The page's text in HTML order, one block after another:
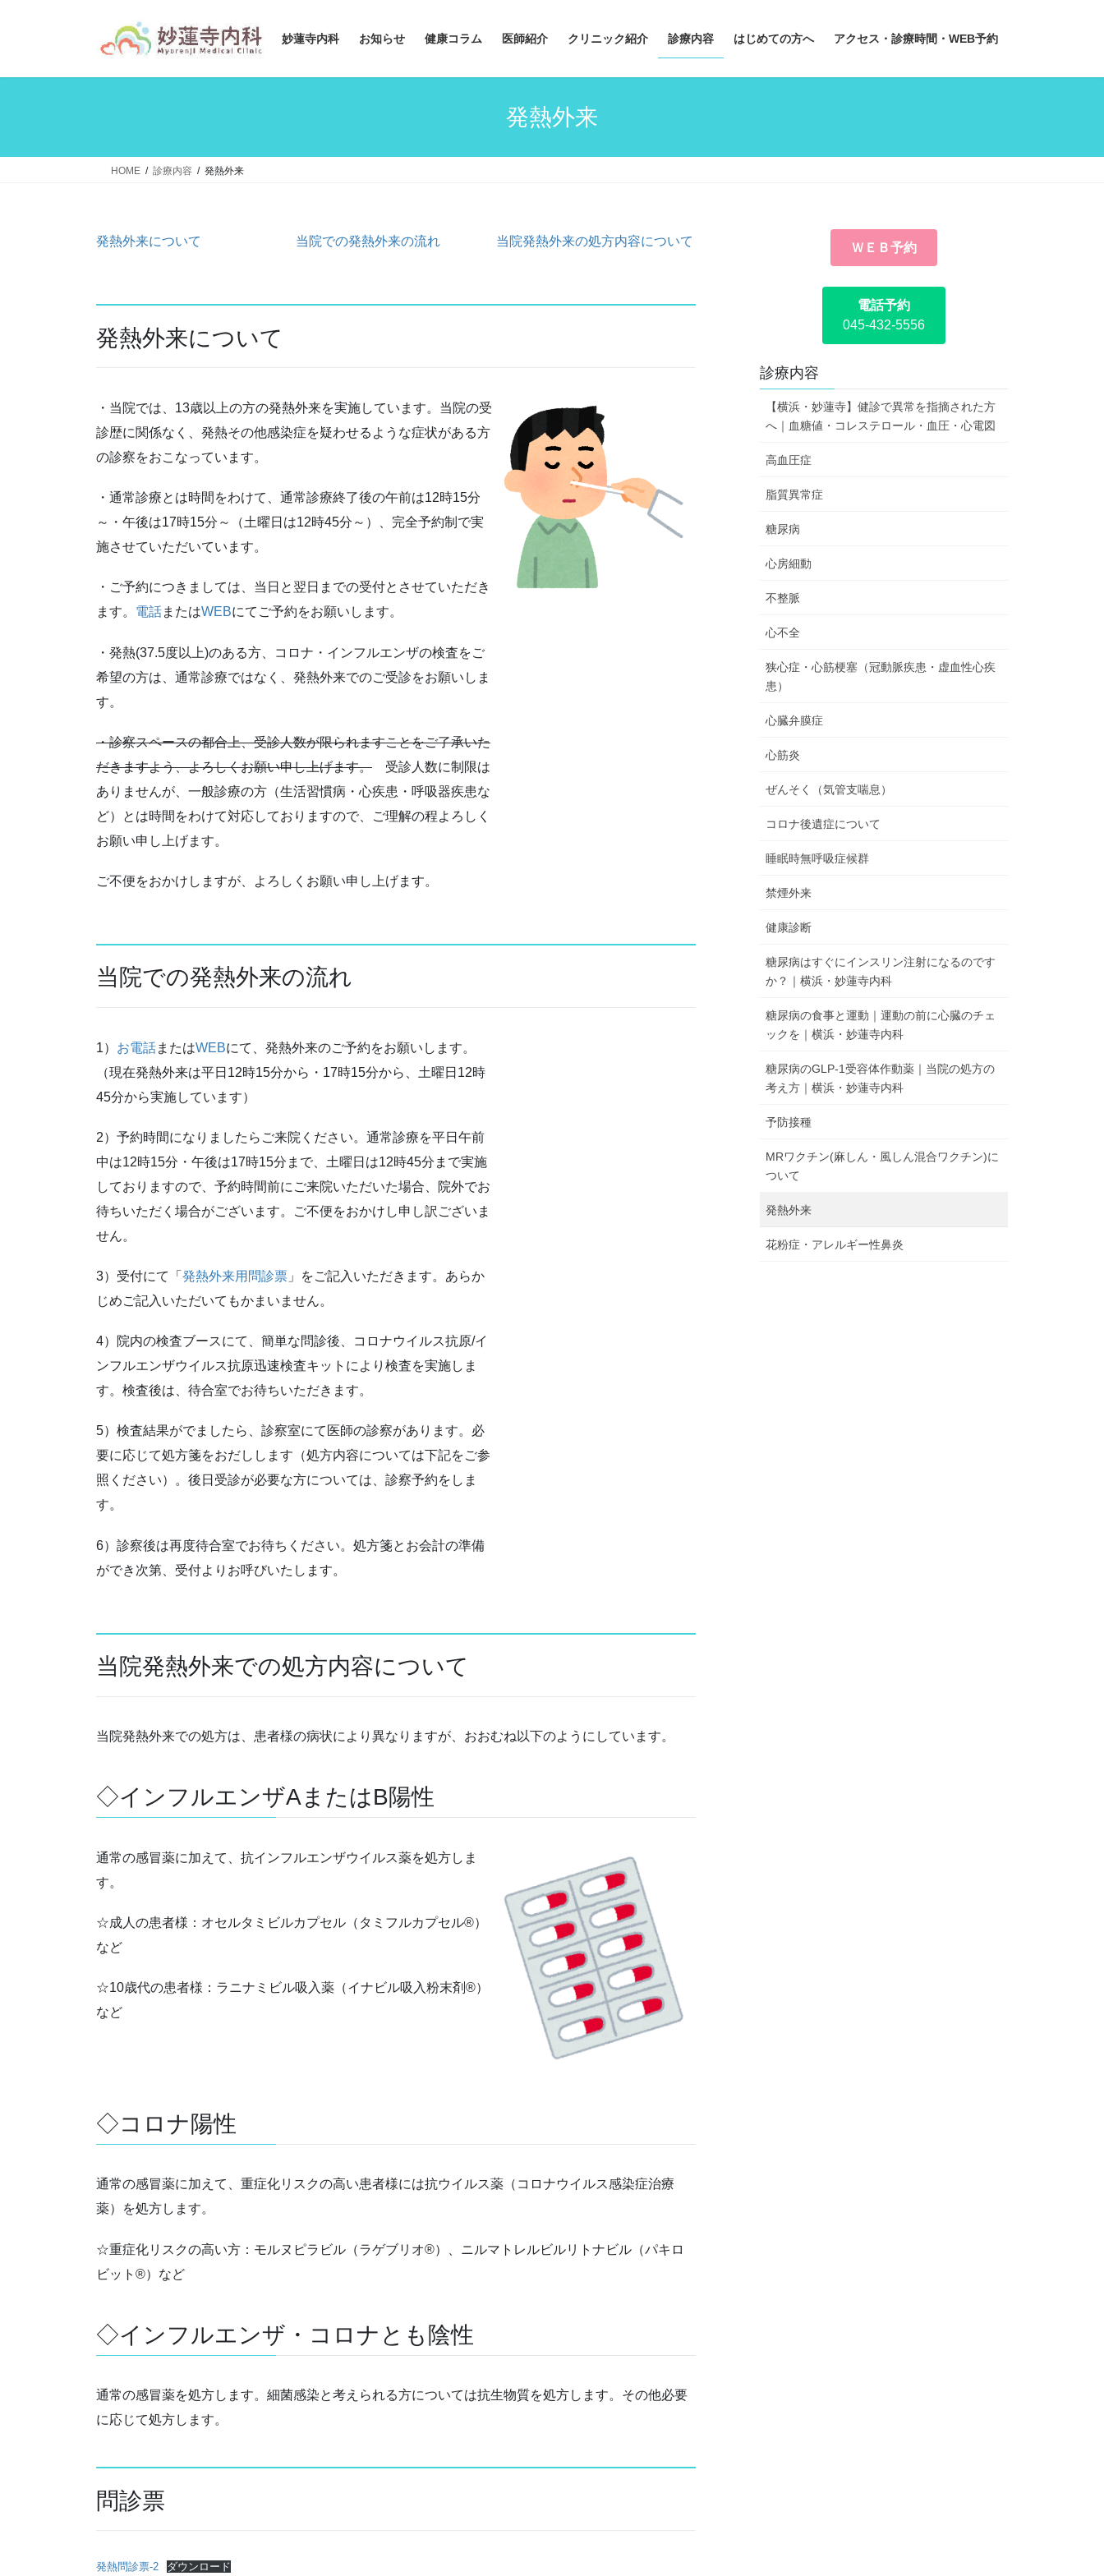
妙蓮寺内科 お知らせ 健康コラム 医師紹介 クリニック紹介 診療内容 はじめての方へ アクセス・診療時間・WEB予約
発熱外来
HOME 診療内容 発熱外来
発熱外来について 当院での発熱外来の流れ 当院発熱外来の処方内容について
発熱外来について
・当院では、13歳以上の方の発熱外来を実施しています。当院の受
診歴に関係なく、発熱その他感染症を疑わせるような症状がある方
の診察をおこなっています。
・通常診療とは時間をわけて、通常診療終了後の午前は12時15分
～・午後は17時15分～（土曜日は12時45分～）、完全予約制で実
施させていただいています。
・ご予約につきましては、当日と翌日までの受付とさせていただき
ます。 電話またはWEBにてご予約をお願いします。
・発熱(37.5度以上)のある方、コロナ・インフルエンザの検査をご
希望の方は、通常診療ではなく、発熱外来でのご受診をお願いしま
す。
・診察スペースの都合上、受診人数が限られますことをご了承いた
だきますよう、よろしくお願い申し上げます。 受診人数に制限は
ありませんが、一般診療の方（生活習慣病・心疾患・呼吸器疾患な
ど）とは時間をわけて対応しておりますので、ご理解の程よろしく
お願い申し上げます。
ご不便をおかけしますが、よろしくお願い申し上げます。
当院での発熱外来の流れ
1） お電話またはWEBにて、発熱外来のご予約をお願いします。
（現在発熱外来は平日12時15分から・17時15分から、土曜日12時
45分から実施しています）
2）予約時間になりましたらご来院ください。通常診療を平日午前
中は12時15分・午後は17時15分まで、土曜日は12時45分まで実施
しておりますので、予約時間前にご来院いただいた場合、院外でお
待ちいただく場合がございます。ご不便をおかけし申し訳ございま
せん。
3）受付にて「 発熱外来用問診票 」をご記入いただきます。あらか
じめご記入いただいてもかまいません。
4）院内の検査ブースにて、簡単な問診後、コロナウイルス抗原/イ
ンフルエンザウイルス抗原迅速検査キットにより検査を実施しま
す。検査後は、待合室でお待ちいただきます。
5）検査結果がでましたら、診察室にて医師の診察があります。必
要に応じて処方箋をおだしします（処方内容については下記をご参
照ください）。後日受診が必要な方については、診察予約をしま
す。
6）診察後は再度待合室でお待ちください。処方箋とお会計の準備
ができ次第、受付よりお呼びいたします。
当院発熱外来での処方内容について
当院発熱外来での処方は、患者様の病状により異なりますが、おおむね以下のようにしています。
◇インフルエンザAまたはB陽性
通常の感冒薬に加えて、抗インフルエンザウイルス薬を処方しま
す。
☆成人の患者様：オセルタミビルカプセル（タミフルカプセル®）
など
☆10歳代の患者様：ラニナミビル吸入薬（イナビル吸入粉末剤®）
など
◇コロナ陽性
通常の感冒薬に加えて、重症化リスクの高い患者様には抗ウイルス薬（コロナウイルス感染症治療
薬）を処方します。
☆重症化リスクの高い方：モルヌピラビル（ラゲブリオ®）、ニルマトレルビルリトナビル（パキロ
ビット®）など
◇インフルエンザ・コロナとも陰性
通常の感冒薬を処方します。細菌感染と考えられる方については抗生物質を処方します。その他必要
に応じて処方します。
問診票
発熱問診票-2 ダウンロード
ＷＥＢ予約
電話予約
045-432-5556
診療内容
【横浜・妙蓮寺】健診で異常を指摘された方
へ｜血糖値・コレステロール・血圧・心電図
高血圧症
脂質異常症
糖尿病
心房細動
不整脈
心不全
狭心症・心筋梗塞（冠動脈疾患・虚血性心疾
患）
心臓弁膜症
心筋炎
ぜんそく（気管支喘息）
コロナ後遺症について
睡眠時無呼吸症候群
禁煙外来
健康診断
糖尿病はすぐにインスリン注射になるのです
か？｜横浜・妙蓮寺内科
糖尿病の食事と運動｜運動の前に心臓のチェ
ックを｜横浜・妙蓮寺内科
糖尿病のGLP-1受容体作動薬｜当院の処方の
考え方｜横浜・妙蓮寺内科
予防接種
MRワクチン(麻しん・風しん混合ワクチン)に
ついて
発熱外来
花粉症・アレルギー性鼻炎